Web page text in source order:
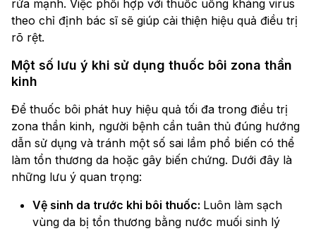
rửa mạnh. Việc phối hợp với thuốc uống kháng virus
theo chỉ định bác sĩ sẽ giúp cải thiện hiệu quả điều trị
rõ rệt.
Một số lưu ý khi sử dụng thuốc bôi zona thần
kinh
Để thuốc bôi phát huy hiệu quả tối đa trong điều trị
zona thần kinh, người bệnh cần tuân thủ đúng hướng
dẫn sử dụng và tránh một số sai lầm phổ biến có thể
làm tổn thương da hoặc gây biến chứng. Dưới đây là
những lưu ý quan trọng:
Vệ sinh da trước khi bôi thuốc: Luôn làm sạch
vùng da bị tổn thương bằng nước muối sinh lý